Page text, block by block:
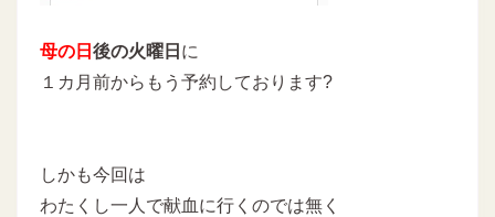
母の日 後の火曜日 に
１カ月前からもう予約しております?
しかも今回は
わたくし一人で献血に行くのでは無く